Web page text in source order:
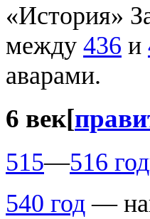
«История»
между 436 и
аварами.
6 век[
515—516
540 год —